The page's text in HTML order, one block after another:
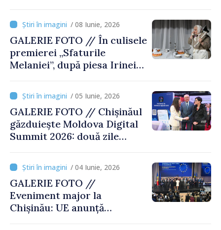
„Teroarea de stat în Moldova
sovietică. Amploare, victime
și făptași”
/ 08 Iunie, 2026
GALERIE FOTO // În culisele
premierei „Sfaturile
Melaniei”, după piesa Irinei
/ 05 Iunie, 2026
GALERIE FOTO // Chișinăul
găzduiește Moldova Digital
Summit 2026: două zile
transformării digitale
/ 04 Iunie, 2026
GALERIE FOTO //
Eveniment major la
Chișinău: UE anunță